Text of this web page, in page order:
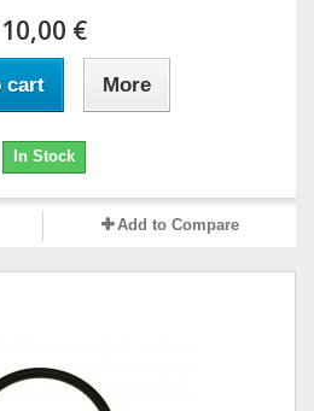
10,00 €
cart More
In Stock
Add to Compare